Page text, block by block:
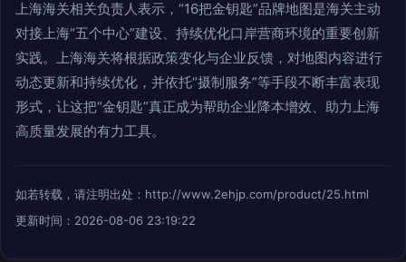
上海海关相关负责人表示，“16把金钥匙”品牌地图是海关主动
对接上海“五个中心”建设、持续优化口岸营商环境的重要创新
实践。上海海关将根据政策变化与企业反馈，对地图内容进行
动态更新和持续优化，并依托“摄制服务”等手段不断丰富表现
形式，让这把“金钥匙”真正成为帮助企业降本增效、助力上海
高质量发展的有力工具。
如若转载，请注明出处：http://www.2ehjp.com/product/25.html
更新时间：2026-08-06 23:19:22